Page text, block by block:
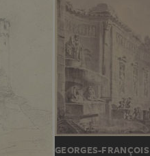
GEORGES-FRANÇOIS